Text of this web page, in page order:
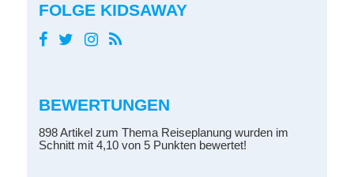
FOLGE KIDSAWAY
BEWERTUNGEN
898 Artikel zum Thema Reiseplanung wurden im
Schnitt mit 4,10 von 5 Punkten bewertet!